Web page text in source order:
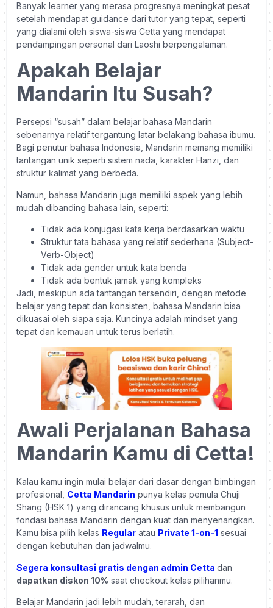
Banyak learner yang merasa progresnya meningkat pesat
setelah mendapat guidance dari tutor yang tepat, seperti
yang dialami oleh siswa-siswa Cetta yang mendapat
pendampingan personal dari Laoshi berpengalaman.
Apakah Belajar
Mandarin Itu Susah?
Persepsi “susah” dalam belajar bahasa Mandarin
sebenarnya relatif tergantung latar belakang bahasa ibumu.
Bagi penutur bahasa Indonesia, Mandarin memang memiliki
tantangan unik seperti sistem nada, karakter Hanzi, dan
struktur kalimat yang berbeda.
Namun, bahasa Mandarin juga memiliki aspek yang lebih
mudah dibanding bahasa lain, seperti:
Tidak ada konjugasi kata kerja berdasarkan waktu
Struktur tata bahasa yang relatif sederhana (Subject-
Verb-Object)
Tidak ada gender untuk kata benda
Tidak ada bentuk jamak yang kompleks
Jadi, meskipun ada tantangan tersendiri, dengan metode
belajar yang tepat dan konsisten, bahasa Mandarin bisa
dikuasai oleh siapa saja. Kuncinya adalah mindset yang
tepat dan kemauan untuk terus berlatih.
Awali Perjalanan Bahasa
Mandarin Kamu di Cetta!
Kalau kamu ingin mulai belajar dari dasar dengan bimbingan
profesional, Cetta Mandarin punya kelas pemula Chuji
Shang (HSK 1) yang dirancang khusus untuk membangun
fondasi bahasa Mandarin dengan kuat dan menyenangkan.
Kamu bisa pilih kelas Regular atau Private 1-on-1 sesuai
dengan kebutuhan dan jadwalmu.
Segera konsultasi gratis dengan admin Cetta dan
dapatkan diskon 10% saat checkout kelas pilihanmu.
Belajar Mandarin jadi lebih mudah, terarah, dan